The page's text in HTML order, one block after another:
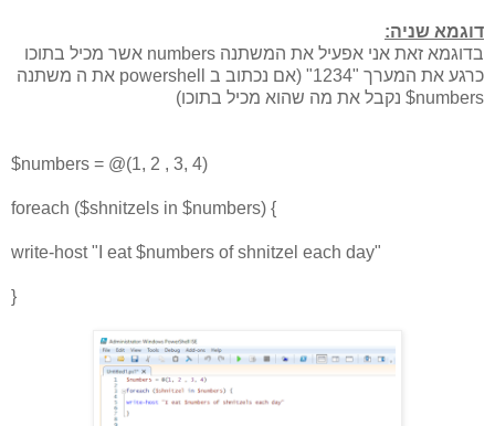
דוגמא שניה:
בדוגמא זאת אני אפעיל את המשתנה numbers אשר מכיל בתוכו
כרגע את המערך "1234" (אם נכתוב ב powershell את ה משתנה
numbers$ נקבל את מה שהוא מכיל בתוכו)
$numbers = @(1, 2 , 3, 4)
foreach ($shnitzels in $numbers) {
write-host "I eat $numbers of shnitzel each day"
}